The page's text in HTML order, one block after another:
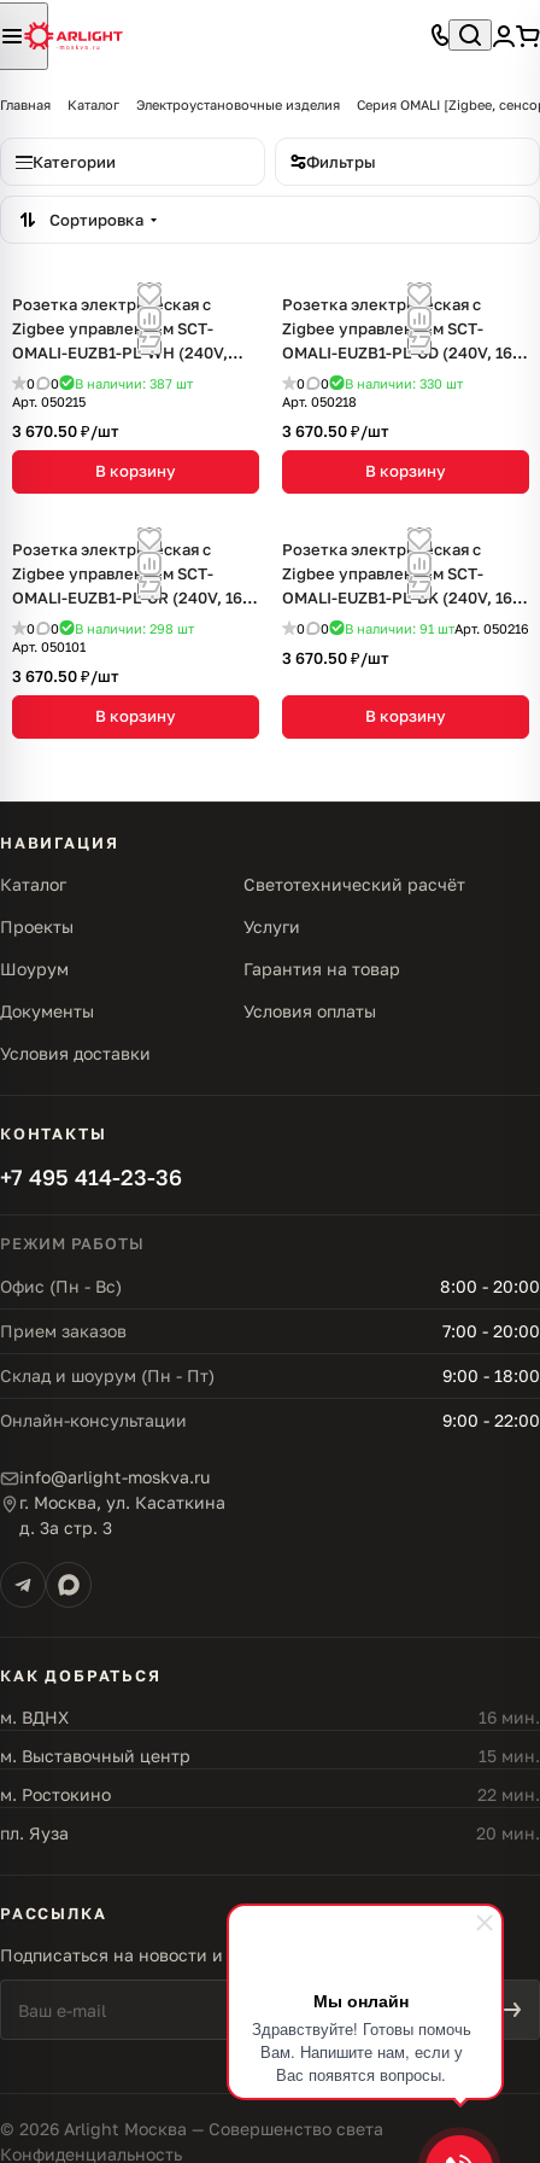
Мы онлайн
Здравствуйте! Готовы помочь
Вам. Напишите нам, если у
Вас появятся вопросы.
Главная Каталог Электроустановочные изделия Серия OMALI [Zigbee,
Категории Фильтры
Сортировка
Розетка электрическая с
Zigbee управлением SCT-
OMALI-EUZB1-PL-WH (240V,
16A, Zigbee) (Arlight, -)
0 0 В наличии: 387 шт
Арт. 050215
3 670.50 ₽/шт
В корзину
Розетка электрическая с
Zigbee управлением SCT-
OMALI-EUZB1-PL-GD (240V, 16A,
Zigbee) (Arlight, -)
0 0 В наличии: 330 шт
Арт. 050218
3 670.50 ₽/шт
В корзину
Розетка электрическая с
Zigbee управлением SCT-
OMALI-EUZB1-PL-GR (240V, 16A,
Zigbee) (Arlight, -)
0 0 В наличии: 298 шт
Арт. 050101
3 670.50 ₽/шт
В корзину
Розетка электрическая с
Zigbee управлением SCT-
OMALI-EUZB1-PL-BK (240V, 16A,
Zigbee) (Arlight, -)
0 0 В наличии: 91 штАрт. 050216
3 670.50 ₽/шт
В корзину
НАВИГАЦИЯ
Каталог Светотехнический расчёт
Проекты Услуги
Шоурум Гарантия на товар
Документы Условия оплаты
Условия доставки
КОНТАКТЫ
+7 495 414-23-36
РЕЖИМ РАБОТЫ
Офис (Пн - Вс) 8:00 - 20:00
Прием заказов 7:00 - 20:00
Склад и шоурум (Пн - Пт) 9:00 - 18:00
Онлайн-консультации 9:00 - 22:00
info@arlight-moskva.ru
г. Москва, ул. Касаткина
д. 3а стр. 3
КАК ДОБРАТЬСЯ
м. ВДНХ
16 мин.
м. Выставочный центр
15 мин.
м. Ростокино
22 мин.
пл. Яуза
20 мин.
РАССЫЛКА
Подписаться на новости и акции
© 2026 Arlight Москва — Совершенство света
Конфиденциальность